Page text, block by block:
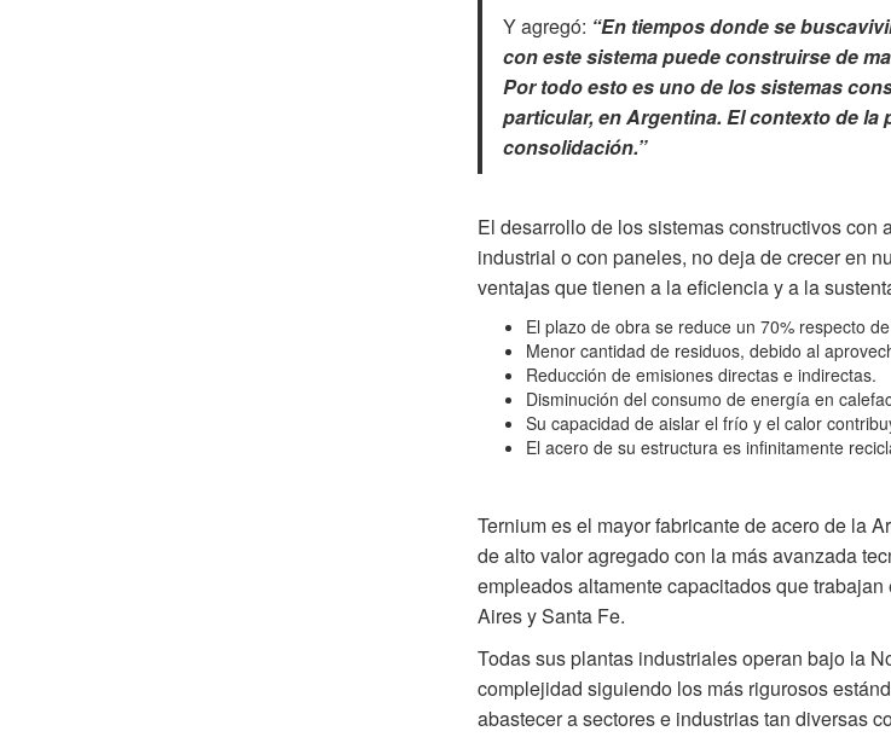
Y agregó: “En tiempos donde se
con este sistema puede construirse de
Por todo esto es uno de los sistemas
particular, en Argentina. El contexto de
consolidación.”
El desarrollo de los sistemas constructivos con
industrial o con paneles, no deja de crecer en
ventajas que tienen a la eficiencia y a la
El plazo de obra se reduce un 70% respecto
Menor cantidad de residuos, debido al
Reducción de emisiones directas e indirectas.
Disminución del consumo de energía en
Su capacidad de aislar el frío y el calor
El acero de su estructura es infinitamente
Terniumes el mayor fabricante de acero de la
de alto valor agregado con la más avanzada
empleados altamente capacitados que
Aires y Santa Fe.
Todas sus plantas industriales operan bajo la
complejidad siguiendo los más rigurosos
abastecer a sectores e industrias tan diversas